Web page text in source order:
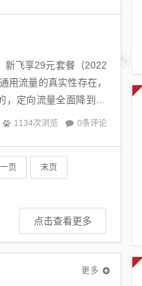
新飞享29元套餐（2022
用流量的真实性存在，
定向流量全面降到30
1134次浏览 0条评论
页 末页
点击查看更多
更多